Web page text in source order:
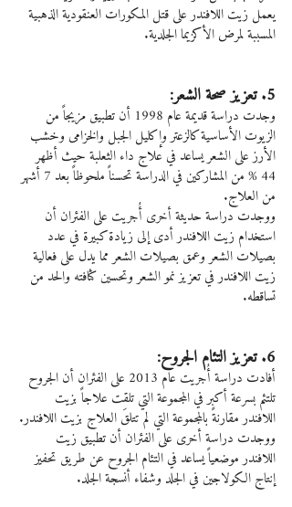
يعمل زيت اللافندر على قتل المكورات العنقودية الذهبية
المسببة لمرض الأكزيما الجلدية.
5. تعزيز صحة الشعر:
وجدت دراسة قديمة عام 1998 أن تطبيق مزيجاً من
الزيوت الأساسية كالزعتر وإكليل الجبل والخزامى وخشب
الأرز على الشعر يساعد في علاج داء الثعلبة حيث أظهر
44 % من المشاركين في الدراسة تحسناً ملحوظاً بعد 7 أشهر
من العلاج.
ووجدت دراسة حديثة أخرى أُجريت على الفئران أن
استخدام زيت اللافندر أدى إلى زيادة كبيرة في عدد
بصيلات الشعر وعمق بصيلات الشعر مما يدل على فعالية
زيت اللافندر في تعزيز نمو الشعر وتحسين كثافته والحد من
تساقطه.
6. تعزيز التئام الجروح:
أفادت دراسة أُجريت عام 2013 على الفئران أن الجروح
تلتئم بسرعة أكبر في المجموعة التي تلقت علاجاً بزيت
اللافندر مقارنةً بالمجموعة التي لم تتلقَ العلاج بزيت اللافندر.
ووجدت دراسة أخرى على الفئران أن تطبيق زيت
اللافندر موضعياً يساعد في التئام الجروح عن طريق تحفيز
إنتاج الكولاجين في الجلد وشفاء أنسجة الجلد.